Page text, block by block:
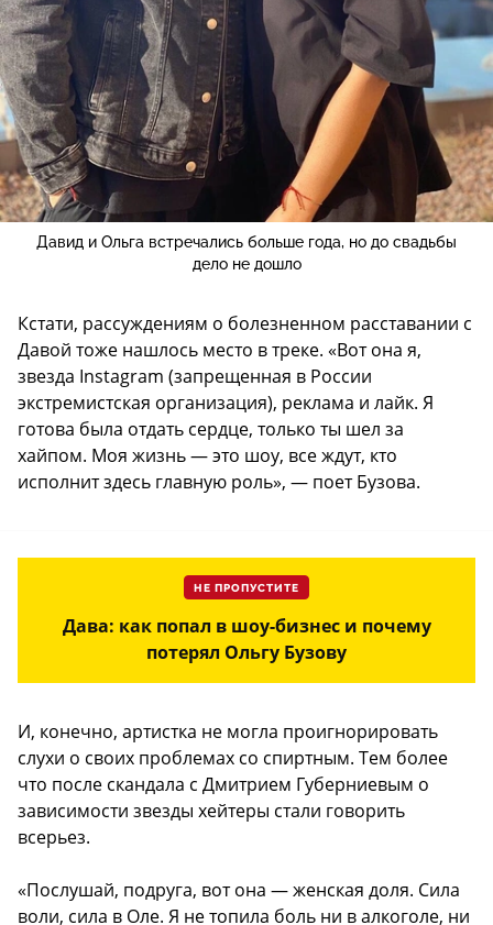
Давид и Ольга встречались больше года, но до свадьбы
дело не дошло
Кстати, рассуждениям о болезненном расставании с
Давой тоже нашлось место в треке. «Вот она я,
звезда Instagram (запрещенная в России
экстремистская организация), реклама и лайк. Я
готова была отдать сердце, только ты шел за
хайпом. Моя жизнь — это шоу, все ждут, кто
исполнит здесь главную роль», — поет Бузова.
НЕ ПРОПУСТИТЕ
Дава: как попал в шоу-бизнес и почему
потерял Ольгу Бузову
И, конечно, артистка не могла проигнорировать
слухи о своих проблемах со спиртным. Тем более
что после скандала с Дмитрием Губерниевым о
зависимости звезды хейтеры стали говорить
всерьез.
«Послушай, подруга, вот она — женская доля. Сила
воли, сила в Оле. Я не топила боль ни в алкоголе, ни